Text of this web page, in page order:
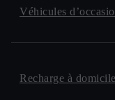
Véhicules
Recharge à domicile